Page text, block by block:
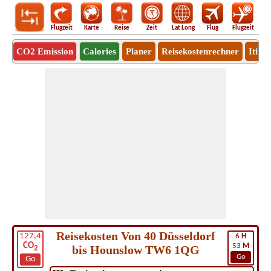
Flugzeit Karte Reise Zeit Lat Long Flug Flugzeit
CO2 Emission Calories Planer Reisekostenrechner
127,4
CO2
Go
6 H
53 M
Go
Reisekosten Von 40 Düsseldorf
bis Hounslow TW6 1QG